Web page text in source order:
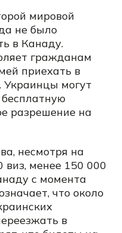
мировой
не было
в Канаду.
гражданам
приехать в
Украинцы могут
разрешение на
несмотря на
менее 150 000
с момента
что около
в